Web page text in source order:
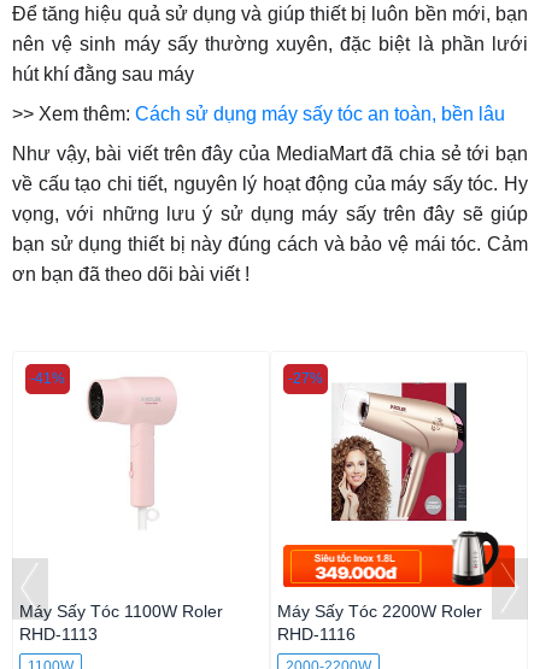
Để tăng hiệu quả sử dụng và giúp thiết bị luôn bền mới, bạn
nên vệ sinh máy sấy thường xuyên, đặc biệt là phần lưới
hút khí đằng sau máy
>> Xem thêm: Cách sử dụng máy sấy tóc an toàn, bền lâu
Như vậy, bài viết trên đây của MediaMart đã chia sẻ tới bạn
về cấu tạo chi tiết, nguyên lý hoạt động của máy sấy tóc. Hy
vọng, với những lưu ý sử dụng máy sấy trên đây sẽ giúp
bạn sử dụng thiết bị này đúng cách và bảo vệ mái tóc. Cảm
ơn bạn đã theo dõi bài viết !
Máy Sấy Tóc 1100W Roler
RHD-1113
-41%
Máy Sấy Tóc 2200W Roler
RHD-1116
-27%